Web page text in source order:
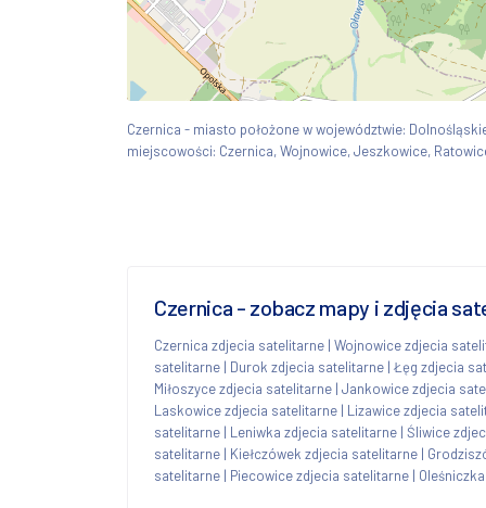
Czernica - miasto położone w województwie:
miejscowości: Czernica, Wojnowice, Jeszkowice,
Czernica - zobacz mapy i zdjęcia
Czernica zdjecia satelitarne | Wojnowice zdjecia
satelitarne | Durok zdjecia satelitarne | Łęg zdjecia
Miłoszyce zdjecia satelitarne | Jankowice zdjecia
Laskowice zdjecia satelitarne | Lizawice zdjecia
satelitarne | Leniwka zdjecia satelitarne | Śliwice
satelitarne | Kiełczówek zdjecia satelitarne |
satelitarne | Piecowice zdjecia satelitarne |